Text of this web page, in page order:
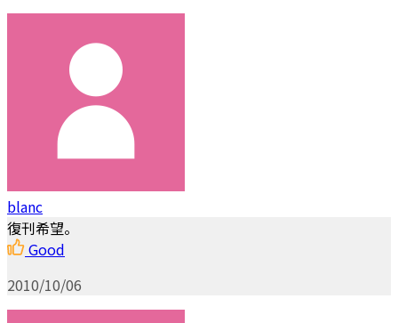
blanc
復刊希望。
Good
2010/10/06